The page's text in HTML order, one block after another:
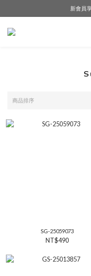
LINE好友
新會員
會員購物享
商品排序
SG-25059073
NT$490